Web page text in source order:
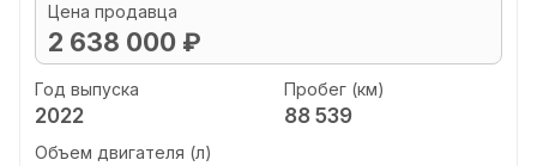
Цена продавца
2 638 000 ₽
Год выпуска
2022
Пробег (км)
88 539
Объем двигателя (л)